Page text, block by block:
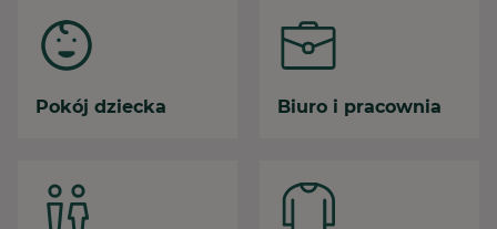
Pokój dziecka Biuro i pracownia